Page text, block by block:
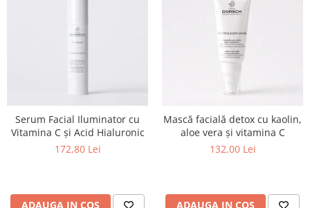
Serum Facial Iluminator cu
Vitamina C și Acid Hialuronic
172,80 Lei
ADAUGA IN COS
Mască facială detox cu kaolin,
aloe vera și vitamina C
132,00 Lei
ADAUGA IN COS